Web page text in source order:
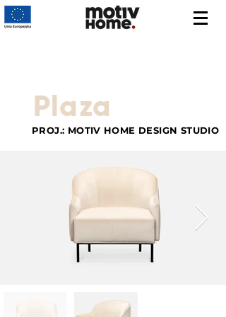
Plaza
PROJ.: MOTIV HOME DESIGN STUDIO